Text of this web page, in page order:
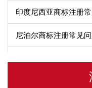
其它： 该地区需提供公
印度尼西亚商标注册
尼泊尔商标注册常见
孟加拉国商标注册常